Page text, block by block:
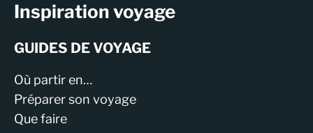
Inspiration voyage
GUIDES DE VOYAGE
Où partir en…
Préparer son voyage
Que faire